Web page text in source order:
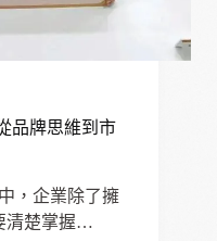
品牌思維到市
，企業除了擁
清楚掌握…